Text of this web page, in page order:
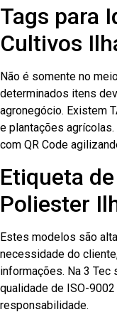
Tags para
Cultivos
Não é somente no
determinados itens
agronegócio. Existem
e plantações agrícolas.
com QR Code
Etiqueta
Poliester
Estes modelos são
necessidade do
informações. Na 3
qualidade de ISO-
responsabilidade.